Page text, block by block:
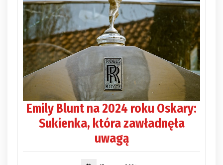
Emily Blunt na 2024 roku Oskary:
Sukienka, która zawładnęła
uwagą